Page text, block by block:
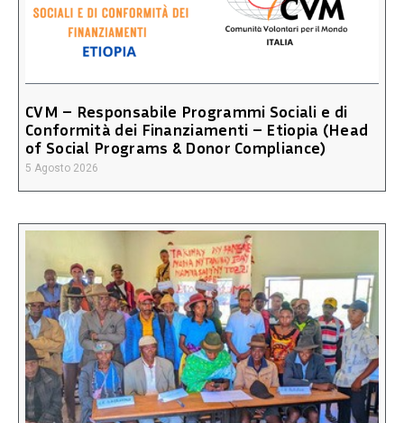
CVM – Responsabile Programmi Sociali e di
Conformità dei Finanziamenti – Etiopia (Head
of Social Programs & Donor Compliance)
5 Agosto 2026